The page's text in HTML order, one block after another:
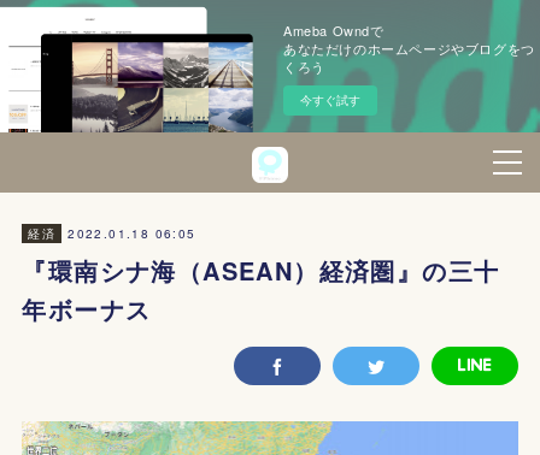
Ameba Owndで
あなただけのホームページやブログをつ
くろう
今すぐ試す
経済 2022.01.18 06:05
『環南シナ海（ASEAN）経済圏』の三十
年ボーナス